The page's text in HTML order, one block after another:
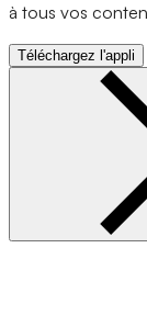
à tous vos
Téléchargez l'appli